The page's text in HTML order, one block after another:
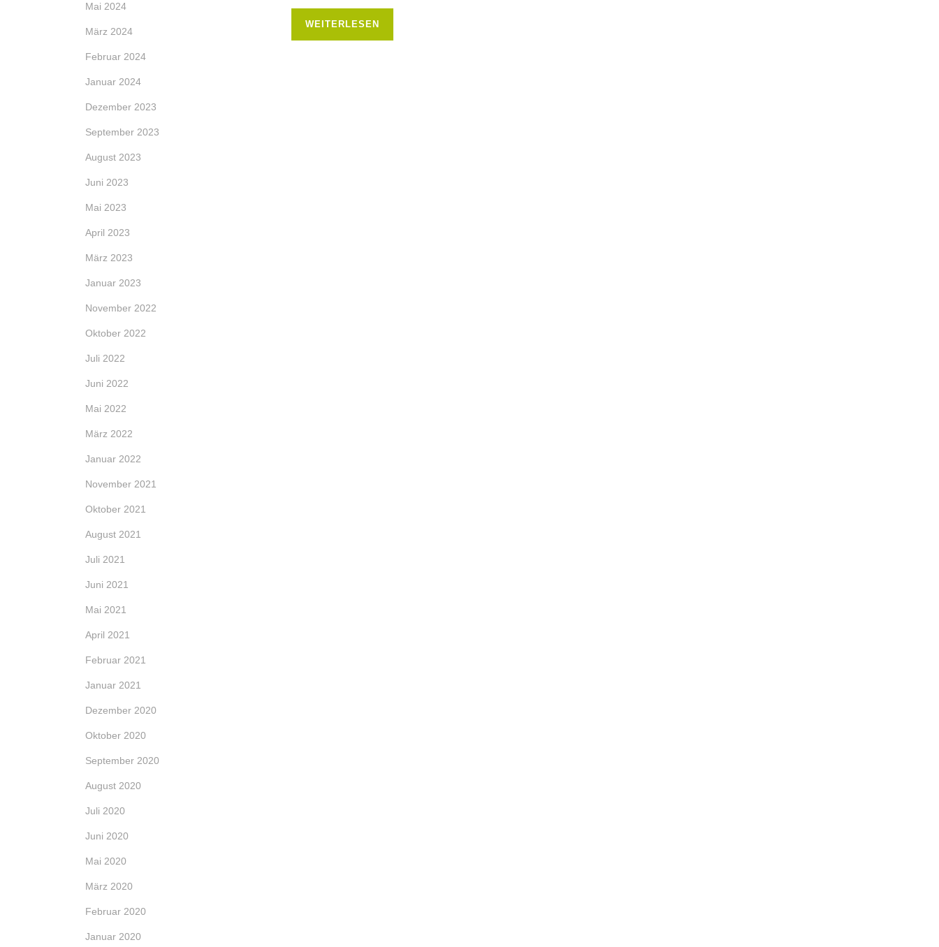
Mai 2024
März 2024
Februar 2024
Januar 2024
Dezember 2023
September 2023
August 2023
Juni 2023
Mai 2023
April 2023
März 2023
Januar 2023
November 2022
Oktober 2022
Juli 2022
Juni 2022
Mai 2022
März 2022
Januar 2022
November 2021
Oktober 2021
August 2021
Juli 2021
Juni 2021
Mai 2021
April 2021
Februar 2021
Januar 2021
Dezember 2020
Oktober 2020
September 2020
August 2020
Juli 2020
Juni 2020
Mai 2020
März 2020
Februar 2020
Januar 2020
WEITERLESEN